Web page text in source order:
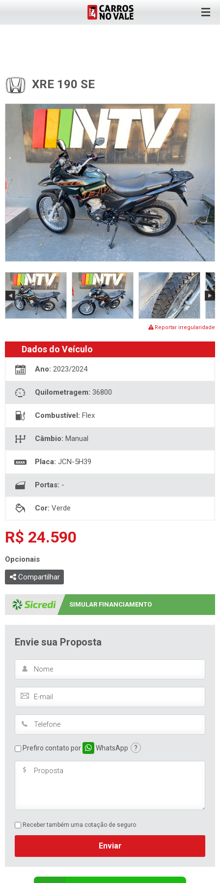
XRE 190 SE
Reportar irregularidade
Dados do Veículo
Ano: 2023/2024
Quilometragem: 36800
Combustível: Flex
Câmbio: Manual
Placa: JCN-5H39
Portas: -
Cor: Verde
R$ 24.590
Opcionais
Compartilhar
SIMULAR FINANCIAMENTO
Envie sua Proposta
Prefiro contato por WhatsApp ?
Receber também uma cotação de seguro
Enviar